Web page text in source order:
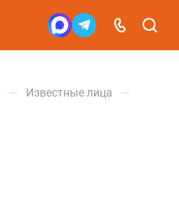
— Известные лица —